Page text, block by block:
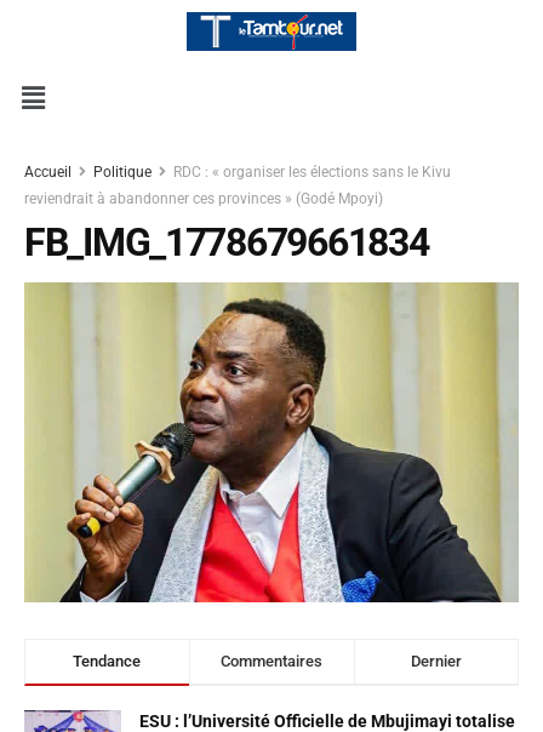
Accueil Politique
RDC : « organiser les élections sans le Kivu
reviendrait à abandonner ces provinces » (Godé Mpoyi)
FB_IMG_1778679661834
Tendance Commentaires Dernier
ESU : l’Université Officielle de Mbujimayi totalise